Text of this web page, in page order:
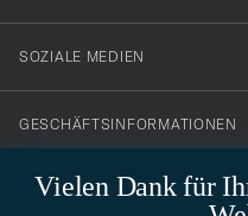
Vielen Dank für
SOZIALE MEDIEN
GESCHÄFTSINFORMATIONEN